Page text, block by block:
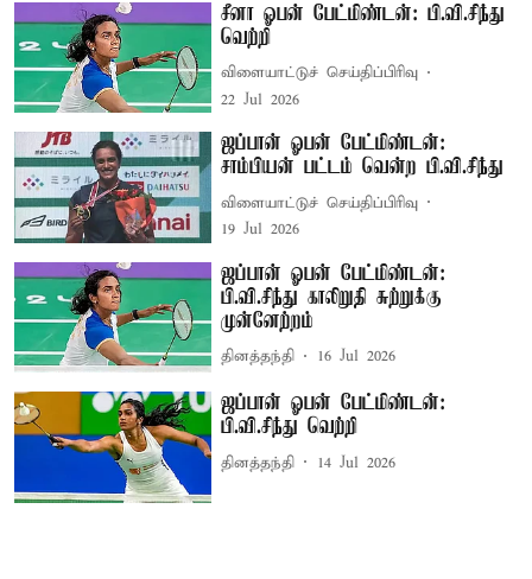
சீனா ஓபன் பேட்மிண்டன்: பி.வி.சிந்து
வெற்றி
விளையாட்டுச் செய்திப்பிரிவு
22 Jul 2026
ஜப்பான் ஓபன் பேட்மிண்டன்:
சாம்பியன் பட்டம் வென்ற பி.வி.சிந்து
விளையாட்டுச் செய்திப்பிரிவு
19 Jul 2026
ஜப்பான் ஓபன் பேட்மிண்டன்:
பி.வி.சிந்து காலிறுதி சுற்றுக்கு
முன்னேற்றம்
தினத்தந்தி 16 Jul 2026
ஜப்பான் ஓபன் பேட்மிண்டன்:
பி.வி.சிந்து வெற்றி
தினத்தந்தி 14 Jul 2026